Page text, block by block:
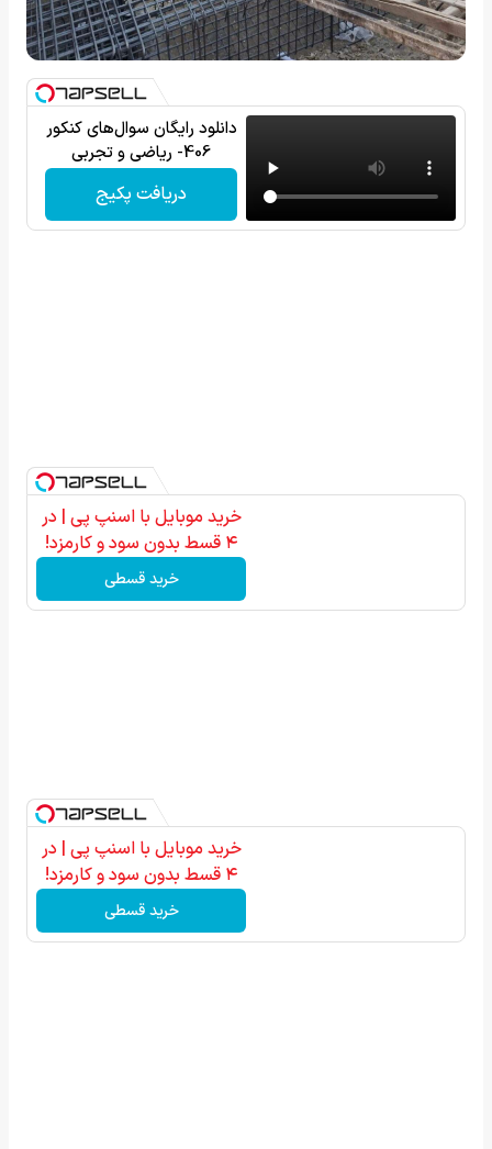
دانلود رایگان سوال‌های کنکور
406- ریاضی و تجربی
دریافت پکیج
خرید موبایل با اسنپ پی | در
۴ قسط بدون سود و کارمزد!
خرید قسطی
خرید موبایل با اسنپ پی | در
۴ قسط بدون سود و کارمزد!
خرید قسطی